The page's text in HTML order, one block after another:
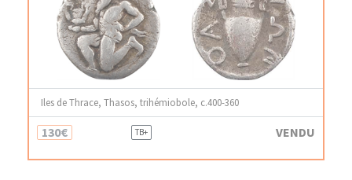
Iles de Thrace, Thasos, trihémiobole, c.400-360
130€ TB+ VENDU